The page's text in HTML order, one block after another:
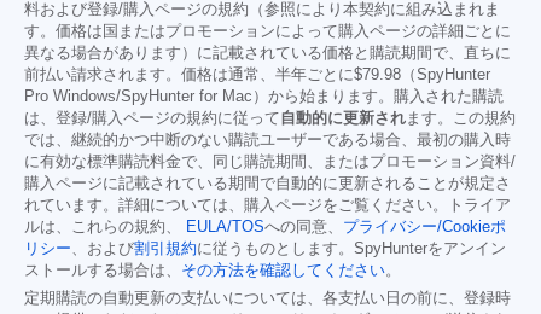
料および登録/購入ページの規約（参照により本契約に組み込まれま
す。価格は国またはプロモーションによって購入ページの詳細ごとに
異なる場合があります）に記載されている価格と購読期間で、直ちに
前払い請求されます。価格は通常、半年ごとに$79.98 （SpyHunter
Pro Windows/SpyHunter for Mac）から始まります。購入された購読
は、登録/購入ページの規約に従って 自動的に更新されます。この規約
では、継続的かつ中断のない購読ユーザーである場合、最初の購入時
に有効な標準購読料金で、同じ購読期間、またはプロモーション資料/
購入ページに記載されている期間で自動的に更新されることが規定さ
れています。詳細については、購入ページをご覧ください。トライア
ルは、これらの規約、
EULA/TOSへの同意、 プライバシー/Cookieポ
リシー、および割引規約に従うものとします。SpyHunterをアンイン
ストールする場合は、 その方法を確認してください。
定期購読の自動更新の支払いについては、各支払い日の前に、登録時